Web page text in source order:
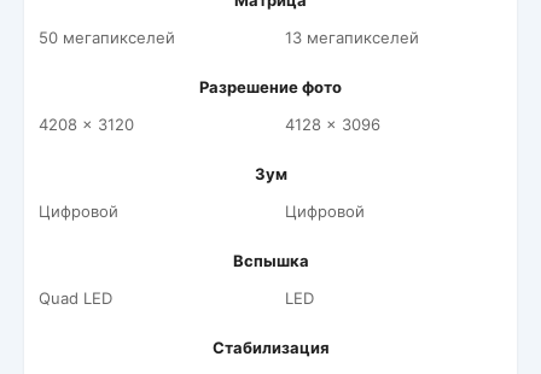
50 мегапикселей
13 мегапикселей
Разрешение фото
4208 x 3120
4128 x 3096
Зум
Цифровой
Цифровой
Вспышка
Quad LED
LED
Стабилизация